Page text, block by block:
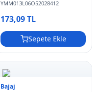
YMM013L06O52028412
173,09 TL
Sepete Ekle
Bajaj